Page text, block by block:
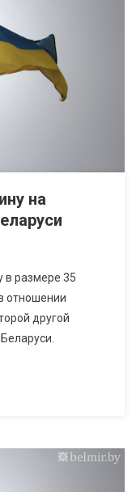
на
в размере 35
отношении
другой